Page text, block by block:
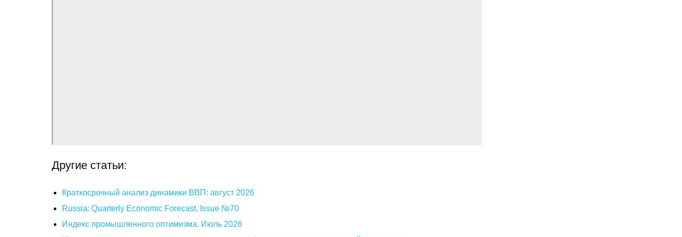
Другие статьи:
Краткосрочный анализ динамики ВВП: август 2026
Russia: Quarterly Economic Forecast. Issue №70
Индекс промышленного оптимизма. Июль 2026